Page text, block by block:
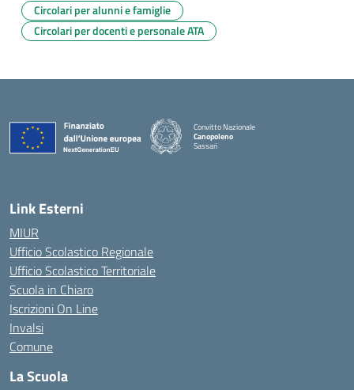
Circolari per alunni e famiglie
Circolari per docenti e personale ATA
Convitto Nazionale
Canopoleno
Sassari
Link Esterni
MIUR
Ufficio Scolastico Regionale
Ufficio Scolastico Territoriale
Scuola in Chiaro
Iscrizioni On Line
Invalsi
Comune
La Scuola